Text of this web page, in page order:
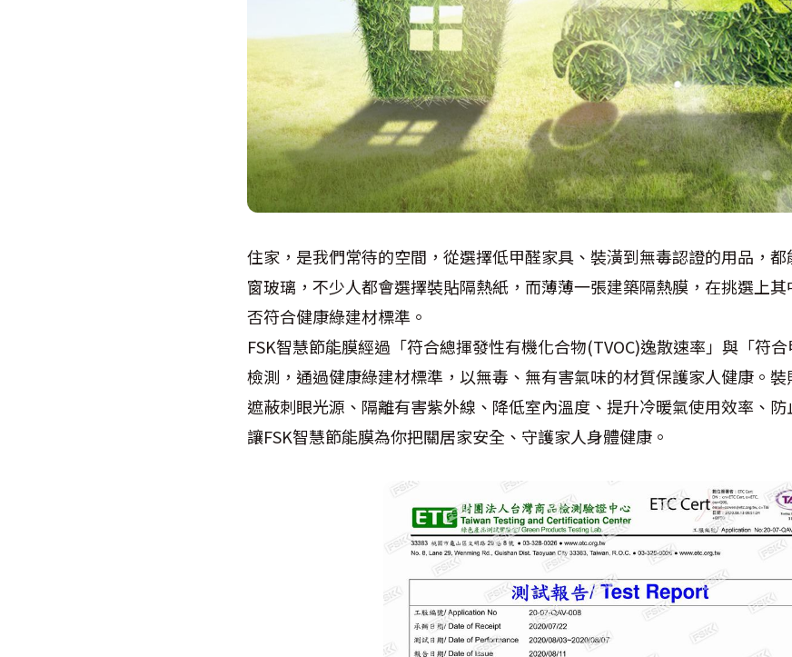
住家，是我們常待的空間，從選擇低甲醛家具、裝潢到無毒認證的用品，
窗玻璃，不少人都會選擇裝貼隔熱紙，而薄薄一張建築隔熱膜，在挑選上
否符合健康綠建材標準。
FSK智慧節能膜經過「符合總揮發性有機化合物(TVOC)逸散速率」與「符合
檢測，通過健康綠建材標準，以無毒、無有害氣味的材質保護家人健康。裝
遮蔽刺眼光源、隔離有害紫外線、降低室內溫度、提升冷暖氣使用效率、
讓FSK智慧節能膜為你把關居家安全、守護家人身體健康。